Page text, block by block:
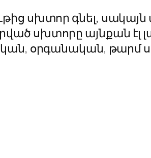
սխտոր գնել,
սխտորը այնքան էլ
օրգանական, թարմ